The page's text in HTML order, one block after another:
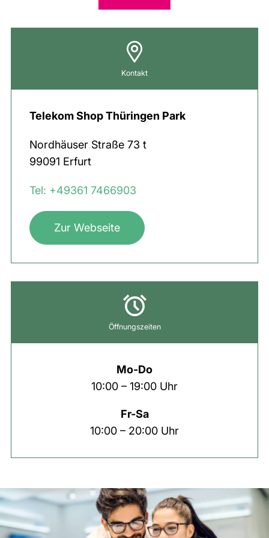
Kontakt
Telekom Shop Thüringen Park
Nordhäuser Straße 73 t
99091 Erfurt
Tel: +49361 7466903
Zur Webseite
Öffnungszeiten
Mo-Do
10:00 – 19:00 Uhr
Fr-Sa
10:00 – 20:00 Uhr